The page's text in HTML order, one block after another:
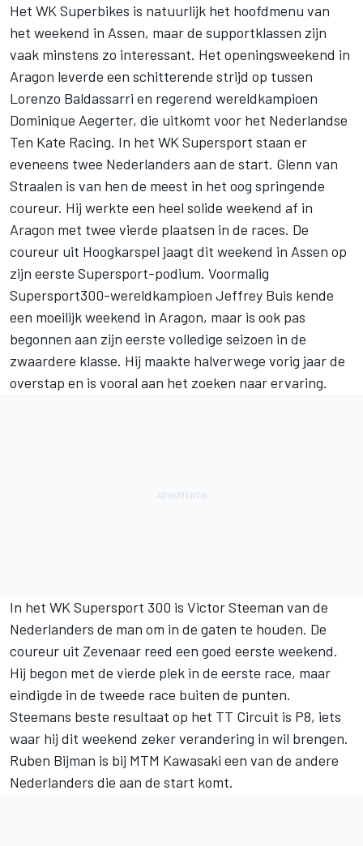
Het WK Superbikes is natuurlijk het hoofdmenu van
het weekend in Assen, maar de supportklassen zijn
vaak minstens zo interessant. Het openingsweekend in
Aragon leverde een schitterende strijd op tussen
Lorenzo Baldassarri en regerend wereldkampioen
Dominique Aegerter, die uitkomt voor het Nederlandse
Ten Kate Racing. In het WK Supersport staan er
eveneens twee Nederlanders aan de start. Glenn van
Straalen is van hen de meest in het oog springende
coureur. Hij werkte een heel solide weekend af in
Aragon met twee vierde plaatsen in de races. De
coureur uit Hoogkarspel jaagt dit weekend in Assen op
zijn eerste Supersport-podium. Voormalig
Supersport300-wereldkampioen Jeffrey Buis kende
een moeilijk weekend in Aragon, maar is ook pas
begonnen aan zijn eerste volledige seizoen in de
zwaardere klasse. Hij maakte halverwege vorig jaar de
overstap en is vooral aan het zoeken naar ervaring.
In het WK Supersport 300 is Victor Steeman van de
Nederlanders de man om in de gaten te houden. De
coureur uit Zevenaar reed een goed eerste weekend.
Hij begon met de vierde plek in de eerste race, maar
eindigde in de tweede race buiten de punten.
Steemans beste resultaat op het TT Circuit is P8, iets
waar hij dit weekend zeker verandering in wil brengen.
Ruben Bijman is bij MTM Kawasaki een van de andere
Nederlanders die aan de start komt.